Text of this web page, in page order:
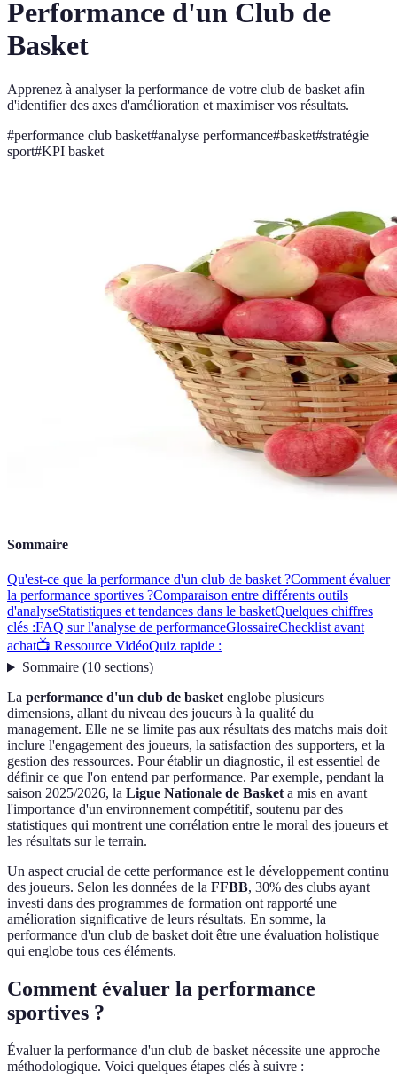
Performance d'un Club de
Basket
Apprenez à analyser la performance de votre club de basket afin
d'identifier des axes d'amélioration et maximiser vos résultats.
#performance club basket#analyse performance#basket#stratégie
sport#KPI basket
Sommaire
Qu'est-ce que la performance d'un club de basket ?Comment évaluer
la performance sportives ?Comparaison entre différents outils
d'analyseStatistiques et tendances dans le basketQuelques chiffres
clés :FAQ sur l'analyse de performanceGlossaireChecklist avant
achat📺 Ressource VidéoQuiz rapide :
Sommaire(10 sections)
La performance d'un club de basketenglobe plusieurs
dimensions, allant du niveau des joueurs à la qualité du
management. Elle ne se limite pas aux résultats des matchs mais doit
inclure l'engagement des joueurs, la satisfaction des supporters, et la
gestion des ressources. Pour établir un diagnostic, il est essentiel de
définir ce que l'on entend par performance. Par exemple, pendant la
saison 2025/2026, la Ligue Nationale de Basketa mis en avant
l'importance d'un environnement compétitif, soutenu par des
statistiques qui montrent une corrélation entre le moral des joueurs et
les résultats sur le terrain.
Un aspect crucial de cette performance est le développement continu
des joueurs. Selon les données de la FFBB, 30% des clubs ayant
investi dans des programmes de formation ont rapporté une
amélioration significative de leurs résultats. En somme, la
performance d'un club de basket doit être une évaluation holistique
qui englobe tous ces éléments.
Comment évaluer la performance
sportives ?
Évaluer la performance d'un club de basket nécessite une approche
méthodologique. Voici quelques étapes clés à suivre :